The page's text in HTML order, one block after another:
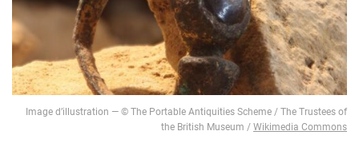
Image d’illustration — © The Portable Antiquities Scheme / The Trustees of
the British Museum / Wikimedia Commons